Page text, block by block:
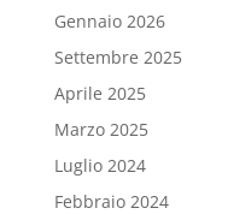
Gennaio 2026
Settembre 2025
Aprile 2025
Marzo 2025
Luglio 2024
Febbraio 2024